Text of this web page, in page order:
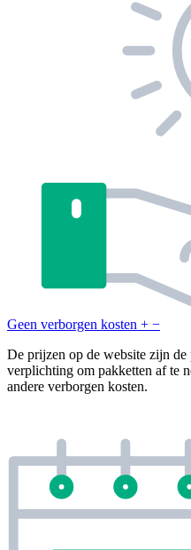
Geen verborgen kosten + −
De prijzen op de website zijn de
verplichting om pakketten af te
andere verborgen kosten.